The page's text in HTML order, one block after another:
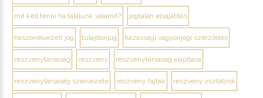
mit kell tenni ha találunk valamit? jogtalan elsajátítás
haszonélvezeti jog tulajdonjog házassági vagyonjogi szerződés
részvénytársaság részvény részvénytársaság alapítása
részvénytársaság szervezete részvény fajták részvény osztályok